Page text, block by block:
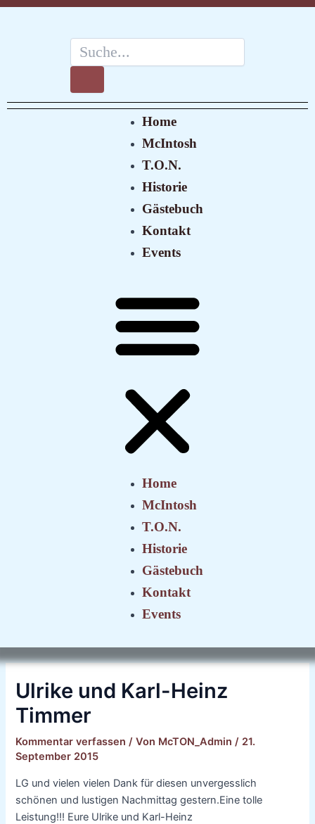
Zum
SucheSuche
Home
McIntosh
T.O.N.
Historie
Gästebuch
Kontakt
Events
Home
McIntosh
T.O.N.
Historie
Gästebuch
Kontakt
Events
Ulrike und Karl-Heinz
Timmer
Kommentar verfassen / Von McTON_Admin/ 21.
September 2015
LG und vielen vielen Dank für diesen unvergesslich
schönen und lustigen Nachmittag gestern.Eine tolle
Leistung!!! Eure Ulrike und Karl-Heinz
Post